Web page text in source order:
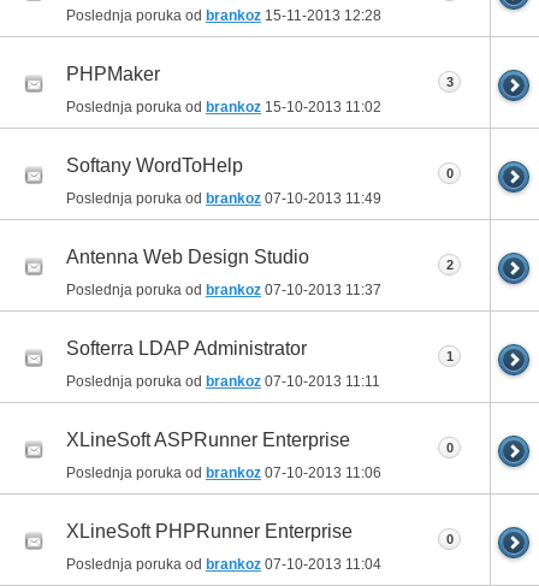
Poslednja poruka od brankoz 15-11-2013 12:28
PHPMaker
Poslednja poruka od brankoz 15-10-2013 11:02
3
Softany WordToHelp
Poslednja poruka od brankoz 07-10-2013 11:49
0
Antenna Web Design Studio
Poslednja poruka od brankoz 07-10-2013 11:37
2
Softerra LDAP Administrator
Poslednja poruka od brankoz 07-10-2013 11:11
1
XLineSoft ASPRunner Enterprise
Poslednja poruka od brankoz 07-10-2013 11:06
0
XLineSoft PHPRunner Enterprise
Poslednja poruka od brankoz 07-10-2013 11:04
0